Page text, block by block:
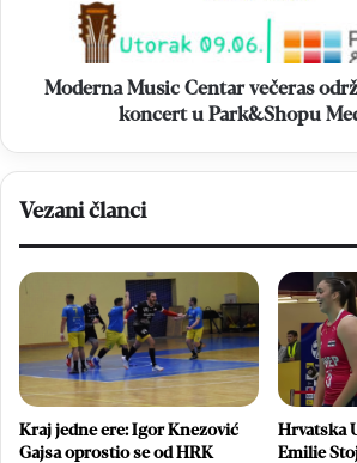
Park&Shopu
Moderna Music Centar večeras
koncert u Park&Shopu
Vezani članci
Kraj jedne ere: Igor Knezović
Gajsa oprostio se od HRK
Hrvatska
Emilie